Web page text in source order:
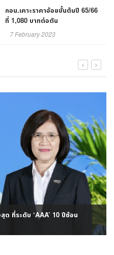
กอน.เคาะราคาอ้อยขั้นต้นปี 65/66
ที่ 1,080 บาทต่อตัน
7 February 2023
ที่ระดับ ‘AAA’ 10 ปีซ้อน